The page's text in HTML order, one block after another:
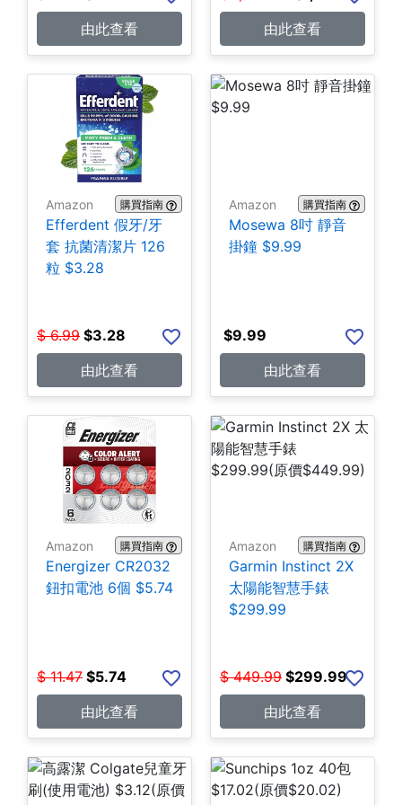
由此查看
由此查看
Amazon 購買指南
Efferdent 假牙/牙
套 抗菌清潔片 126
粒 $3.28
$ 6.99 $3.28
由此查看
Amazon 購買指南
Mosewa 8吋 靜音
掛鐘 $9.99
$9.99
由此查看
Amazon 購買指南
Energizer CR2032
鈕扣電池 6個 $5.74
$ 11.47 $5.74
由此查看
Amazon 購買指南
Garmin Instinct 2X
太陽能智慧手錶
$299.99
$ 449.99 $299.99
由此查看